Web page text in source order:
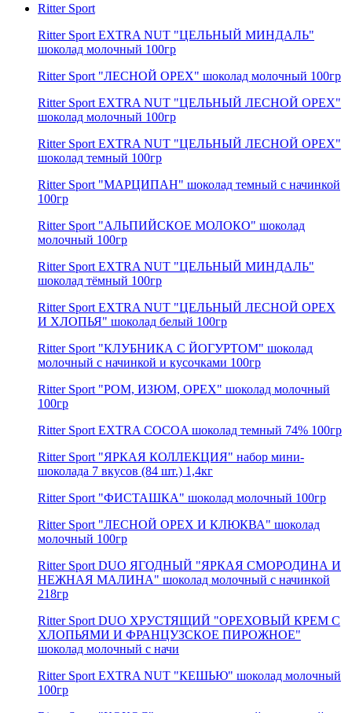
Ritter Sport
Ritter Sport EXTRA NUT "ЦЕЛЬНЫЙ МИНДАЛЬ"
шоколад молочный 100гр
Ritter Sport "ЛЕСНОЙ ОРЕХ" шоколад молочный 100гр
Ritter Sport EXTRA NUT "ЦЕЛЬНЫЙ ЛЕСНОЙ ОРЕХ"
шоколад молочный 100гр
Ritter Sport EXTRA NUT "ЦЕЛЬНЫЙ ЛЕСНОЙ ОРЕХ"
шоколад темный 100гр
Ritter Sport "МАРЦИПАН" шоколад темный c начинкой
100гр
Ritter Sport "АЛЬПИЙСКОЕ МОЛОКО" шоколад
молочный 100гр
Ritter Sport EXTRA NUT "ЦЕЛЬНЫЙ МИНДАЛЬ"
шоколад тёмный 100гр
Ritter Sport EXTRA NUT "ЦЕЛЬНЫЙ ЛЕСНОЙ ОРЕХ
И ХЛОПЬЯ" шоколад белый 100гр
Ritter Sport "КЛУБНИКА С ЙОГУРТОМ" шоколад
молочный с начинкой и кусочками 100гр
Ritter Sport "РОМ, ИЗЮМ, ОРЕХ" шоколад молочный
100гр
Ritter Sport EXTRA COCOA шоколад темный 74% 100гр
Ritter Sport "ЯРКАЯ КОЛЛЕКЦИЯ" набор мини-
шоколада 7 вкусов (84 шт.) 1,4кг
Ritter Sport "ФИСТАШКА" шоколад молочный 100гр
Ritter Sport "ЛЕСНОЙ ОРЕХ И КЛЮКВА" шоколад
молочный 100гр
Ritter Sport DUO ЯГОДНЫЙ "ЯРКАЯ СМОРОДИНА И
НЕЖНАЯ МАЛИНА" шоколад молочный с начинкой
218гр
Ritter Sport DUO ХРУСТЯЩИЙ "ОРЕХОВЫЙ КРЕМ С
ХЛОПЬЯМИ И ФРАНЦУЗСКОЕ ПИРОЖНОЕ"
шоколад молочный c начи
Ritter Sport EXTRA NUT "КЕШЬЮ" шоколад молочный
100гр